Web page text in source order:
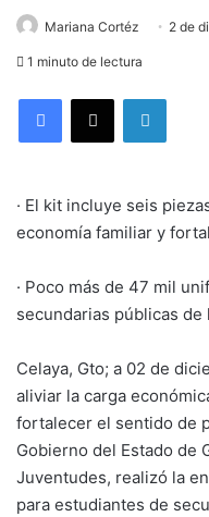
Mariana Cortéz 2 de
1 minuto de lectura
· El kit incluye seis
economía familiar y
· Poco más de 47 mil
secundarias públicas de
Celaya, Gto; a 02 de
aliviar la carga
fortalecer el sentido de
Gobierno del Estado de
Juventudes, realizó la
para estudiantes de